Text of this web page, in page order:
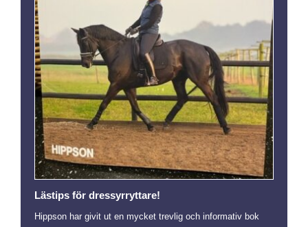
Lästips för dressyrryttare!
Hippson har givit ut en mycket trevlig och informativ bok